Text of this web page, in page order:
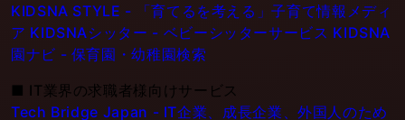
KIDSNA STYLE - 「育てるを考える」子育て情報メディ
ア KIDSNAシッター - ベビーシッターサービス KIDSNA
園ナビ - 保育園・幼稚園検索
■ IT業界の求職者様向けサービス
Tech Bridge Japan - IT企業、成長企業、外国人のため